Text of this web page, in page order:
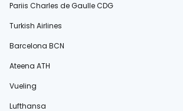
Pariis Charles de Gaulle CDG
Turkish Airlines
Barcelona BCN
Ateena ATH
Vueling
Lufthansa